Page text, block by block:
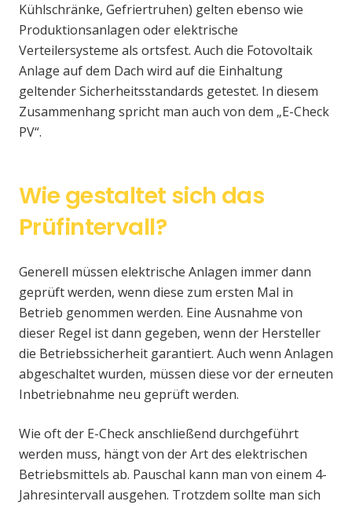
Kühlschränke, Gefriertruhen) gelten ebenso wie
Produktionsanlagen oder elektrische
Verteilersysteme als ortsfest. Auch die Fotovoltaik
Anlage auf dem Dach wird auf die Einhaltung
geltender Sicherheitsstandards getestet. In diesem
Zusammenhang spricht man auch von dem „E-Check
PV“.
Wie gestaltet sich das
Prüfintervall?
Generell müssen elektrische Anlagen immer dann
geprüft werden, wenn diese zum ersten Mal in
Betrieb genommen werden. Eine Ausnahme von
dieser Regel ist dann gegeben, wenn der Hersteller
die Betriebssicherheit garantiert. Auch wenn Anlagen
abgeschaltet wurden, müssen diese vor der erneuten
Inbetriebnahme neu geprüft werden.
Wie oft der E-Check anschließend durchgeführt
werden muss, hängt von der Art des elektrischen
Betriebsmittels ab. Pauschal kann man von einem 4-
Jahresintervall ausgehen. Trotzdem sollte man sich